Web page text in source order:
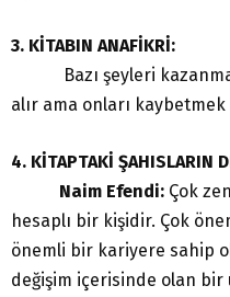
3. KİTABIN ANAFİKRİ:
Bazı şeyleri
alır ama onları kaybetmek
4. KİTAPTAKİ ŞAHISLARIN
Naim Efendi: Çok
hesaplı bir kişidir. Çok
önemli bir kariyere sahip
değişim içerisinde olan